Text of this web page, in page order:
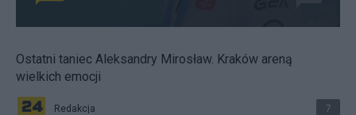
Ostatni taniec Aleksandry Mirosław. Kraków areną
wielkich emocji
Redakcja 7